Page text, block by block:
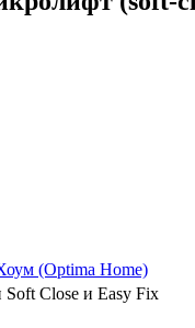
(Optima Home)
Close и Easy Fix